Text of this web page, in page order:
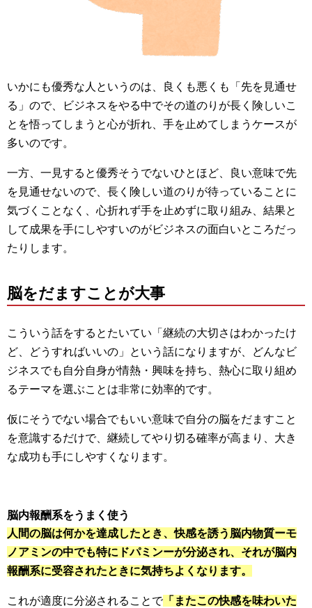
いかにも優秀な人というのは、良くも悪くも「先を見通せ
る」ので、ビジネスをやる中でその道のりが長く険しいこ
とを悟ってしまうと心が折れ、手を止めてしまうケースが
多いのです。
一方、一見すると優秀そうでないひとほど、良い意味で先
を見通せないので、長く険しい道のりが待っていることに
気づくことなく、心折れず手を止めずに取り組み、結果と
して成果を手にしやすいのがビジネスの面白いところだっ
たりします。
脳をだますことが大事
こういう話をするとたいてい「継続の大切さはわかったけ
ど、どうすればいいの」という話になりますが、どんなビ
ジネスでも自分自身が情熱・興味を持ち、熱心に取り組め
るテーマを選ぶことは非常に効率的です。
仮にそうでない場合でもいい意味で自分の脳をだますこと
を意識するだけで、継続してやり切る確率が高まり、大き
な成功も手にしやすくなります。
脳内報酬系をうまく使う
人間の脳は何かを達成したとき、快感を誘う脳内物質ーモ
ノアミンの中でも特にドパミンーが分泌され、それが脳内
報酬系に受容されたときに気持ちよくなります。
これが適度に分泌されることで 「またこの快感を味わいた